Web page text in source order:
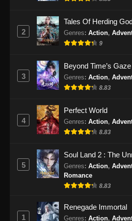
Eps 335 - Against
Against the Sky
Subtitle Indonesia
Eps 337 - Against
337 Subtitle
Against the Sky
Eps 338 - Against
338 Subtitle
Against the Sky
Subtitle Indonesia
2
Tales Of Herding
Genres: Action,
9
3
Beyond Time’s Gaze
Genres: Action,
8.83
4
Perfect World
Genres: Action,
8.83
5
Soul Land 2 : The
Genres: Action,
Romance
8.83
1
Renegade Immortal
Genres: Action,